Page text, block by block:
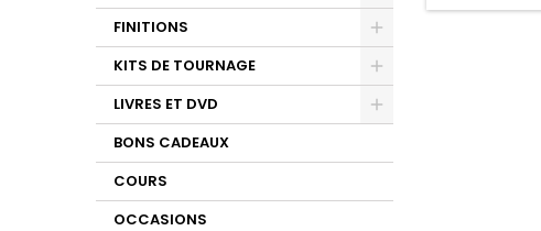
Toggle
FINITIONS
KITS DE TOURNAGE
LIVRES ET DVD
BONS CADEAUX
COURS
OCCASIONS